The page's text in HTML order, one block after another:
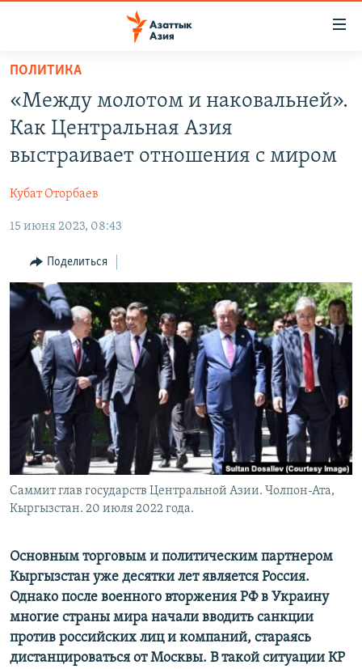
Вернуться
основному
содержанию
главной
навигации
Вернутся
поиску
КАЗАХСТАН
ТАДЖИКИСТАН
НОВОСТИ
ВОЙНА В УКРАИНЕ
ҚАЗАҚША
КЫРГЫЗЧА
ЎЗБЕКЧА
ТОҶИКӢ
TÜRKMENÇE
Все сайты РСЕ/РС
ПОЛИТИКА
«Между молотом и наковальней».
Как Центральная Азия
выстраивает отношения с миром
Кубат Оторбаев
15 июня 2023, 08:43
Поделиться
Саммит глав государств Центральной Азии. Чолпон-Ата,
Кыргызстан. 20 июля 2022 года.
Основным торговым и политическим партнером
Кыргызстан уже десятки лет является Россия.
Однако после военного вторжения РФ в Украину
многие страны мира начали вводить санкции
против российских лиц и компаний, стараясь
дистанцироваться от Москвы. В такой ситуации КР